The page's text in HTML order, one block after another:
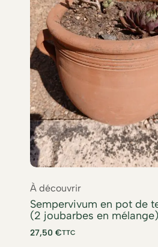
À découvrir
Sempervivum en pot de
(2 joubarbes en mélange)
27,50 €TTC